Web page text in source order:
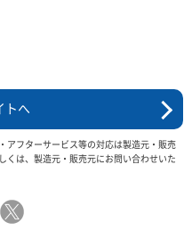
トへ
アフターサービス等の対応は製造元・販売
くは、製造元・販売元にお問い合わせいた